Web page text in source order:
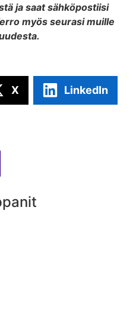
ja saat sähköpostiisi
myös seurasi muille
X LinkedIn